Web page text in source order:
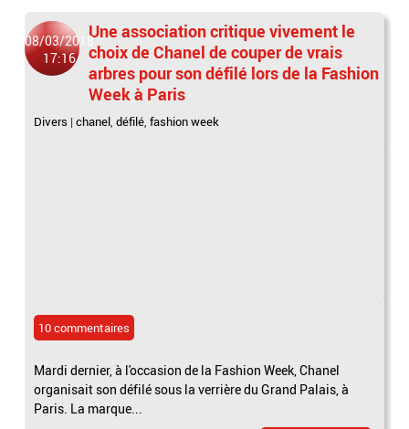
08/03/2018
17:16
Une association critique vivement le
choix de Chanel de couper de vrais
arbres pour son défilé lors de la Fashion
Week à Paris
Divers |chanel ,défilé ,fashion week
10 commentaires
Mardi dernier, à l'occasion de la Fashion Week, Chanel
organisait son défilé sous la verrière du Grand Palais, à
Paris. La marque...